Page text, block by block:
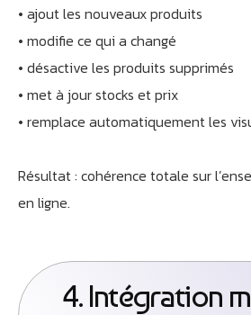
• ajout les nouveaux produits
• modifie ce qui a changé
• désactive les produits supprimés
• met à jour stocks et prix
• remplace automatiquement les
Résultat : cohérence totale sur
en ligne.
4. Intégration